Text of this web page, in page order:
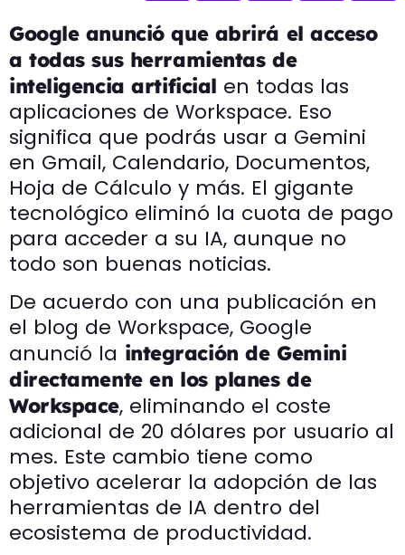
Google anunció que abrirá el acceso
a todas sus herramientas de
inteligencia artificial en todas las
aplicaciones de Workspace. Eso
significa que podrás usar a Gemini
en Gmail, Calendario, Documentos,
Hoja de Cálculo y más. El gigante
tecnológico eliminó la cuota de pago
para acceder a su IA, aunque no
todo son buenas noticias.
De acuerdo con una publicación en
el blog de Workspace, Google
anunció la integración de Gemini
directamente en los planes de
Workspace, eliminando el coste
adicional de 20 dólares por usuario al
mes. Este cambio tiene como
objetivo acelerar la adopción de las
herramientas de IA dentro del
ecosistema de productividad.